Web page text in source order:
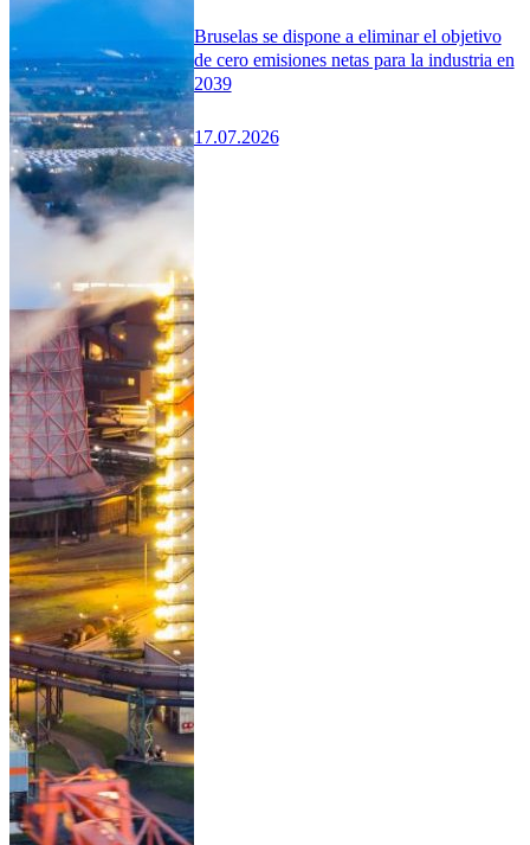
Bruselas se dispone a eliminar el objetivo
de cero emisiones netas para la industria en
2039
17.07.2026